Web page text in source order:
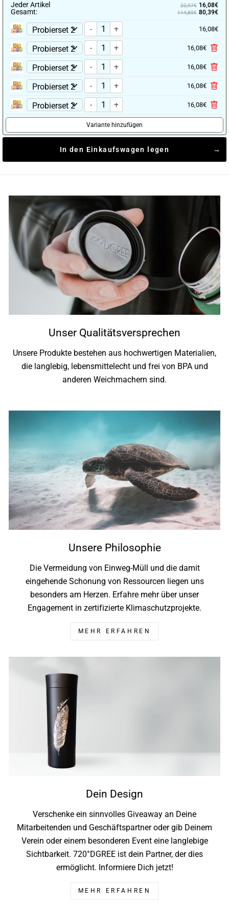
Jeder Artikel 22,97€ 16,08€
Gesamt: 114,85€ 80,39€
- + 16,08€
- + 16,08€
- + 16,08€
- + 16,08€
- + 16,08€
Variante hinzufügen
In den Einkaufswagen legen
Unser Qualitätsversprechen
Unsere Produkte bestehen aus hochwertigen Materialien,
die langlebig, lebensmittelecht und frei von BPA und
anderen Weichmachern sind.
Unsere Philosophie
Die Vermeidung von Einweg-Müll und die damit
eingehende Schonung von Ressourcen liegen uns
besonders am Herzen. Erfahre mehr über unser
Engagement in zertifizierte Klimaschutzprojekte.
MEHR ERFAHREN
Dein Design
Verschenke ein sinnvolles Giveaway an Deine
Mitarbeitenden und Geschäftspartner oder gib Deinem
Verein oder einem besonderen Event eine langlebige
Sichtbarkeit. 720°DGREE ist dein Partner, der dies
ermöglicht. Informiere Dich jetzt!
MEHR ERFAHREN